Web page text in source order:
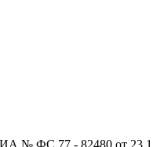
ФС 77 - 82480 от